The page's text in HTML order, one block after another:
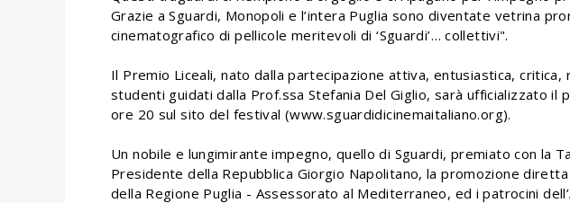
Grazie a Sguardi, Monopoli e l’intera Puglia sono diventate vetrina
cinematografico di pellicole meritevoli di ‘Sguardi’… collettivi".
Il Premio Liceali, nato dalla partecipazione attiva, entusiastica, critica,
studenti guidati dalla Prof.ssa Stefania Del Giglio, sarà ufficializzato il
ore 20 sul sito del festival (www.sguardidicinemaitaliano.org).
Un nobile e lungimirante impegno, quello di Sguardi, premiato con la
Presidente della Repubblica Giorgio Napolitano, la promozione
della Regione Puglia - Assessorato al Mediterraneo, ed i patrocini